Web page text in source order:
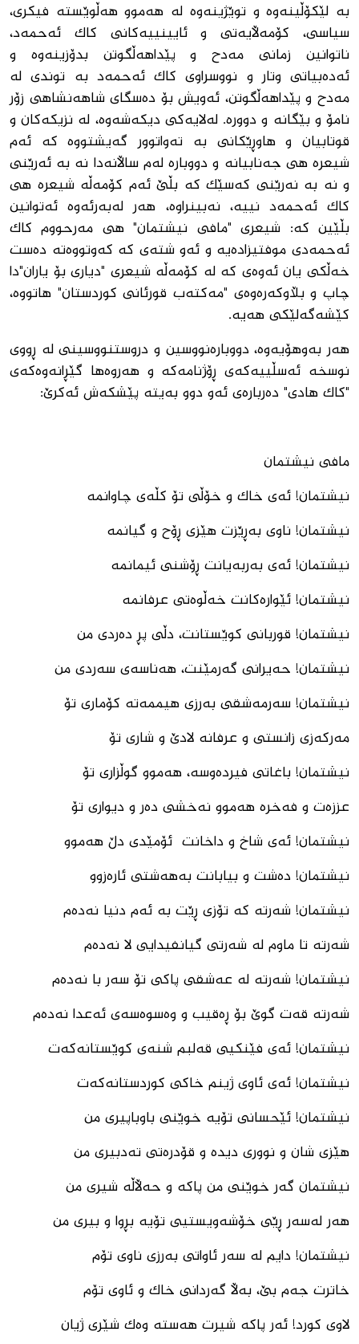
بە لێکۆڵینەوە و توێژینەوە لە هەموو هەڵوێستە فیکری،
سیاسی، کۆمەڵایەتی و ئایینییەکانی کاک ئەحمەد،
ناتوانین زمانی مەدح و پێداهەڵگوتن بدۆزینەوە و
ئەدەبیاتی وتار و نووسراوی کاک ئەحمەد بە توندی لە
مەدح و پێداهەڵگوتن، ئەویش بۆ دەسگای شاهەنشاهی زۆر
نامۆ و بێگانە و دوورە. لەلایەکی دیکەشەوە، لە نزیکەکان و
قوتابیان و هاوڕێکانی بە تەواتوور گەیشتووە کە ئەم
شیعرە هی جەنابیانە و دووبارە لەم ساڵانەدا نە بە ئەرێنی
و نە بە نەرێنی کەسێک کە بڵێ ئەم کۆمەڵە شیعرە هی
کاک ئەحمەد نییە، نەبینراوە، هەر لەبەرئەوە ئەتوانین
بڵێین کە: شیعری "مافی نیشتمان" هی مەرحووم کاک
ئەحمەدی موفتیزادەیە و ئەو شتەی کە کەوتووەتە دەست
خەڵکی یان ئەوەی کە لە کۆمەڵە شیعری "دیاری بۆ یاران"دا
چاپ و بڵاوکەرەوەی "مەکتەب قورئانی کوردستان" هاتووە،
کێشەگەلێکی هەیە.
هەر بەوهۆیەوە، دووبارەنووسین و دروستنووسینی لە ڕووی
نوسخە ئەسڵییەکەی ڕۆژنامەکە و هەروەها گێڕانەوەکەی
"کاک هادی" دەربارەی ئەو دوو بەیتە پێشکەش ئەکرێ:
مافی نیشتمان
نیشتمان! ئەی خاک و خۆڵی تۆ کڵەی چاوانمە
نیشتمان! ناوی بەڕێزت هێزی ڕۆح و گیانمە
نیشتمان! ئەی بەربەیانت ڕۆشنی ئیمانمە
نیشتمان! ئێوارەکانت خەڵوەتی عرفانمە
نیشتمان! قوربانی کوێستانت، دڵی پڕ دەردی من
نیشتمان! حەیرانی گەرمێنت، هەناسەی سەردی من
نیشتمان! سەرمەشقی بەرزی هیممەتە کۆماری تۆ
مەرکەزی زانستی و عرفانە لادێ و شاری تۆ
نیشتمان! باغاتی فیردەوسە، هەموو گوڵزاری تۆ
عززەت و فەخرە هەموو نەخشی دەر و دیواری تۆ
نیشتمان! ئەی شاخ و داخانت ئۆمێدی دڵ هەموو
نیشتمان! دەشت و بیابانت بەهەشتی ئارەزوو
نیشتمان! شەرتە کە تۆزی ڕێت بە ئەم دنیا نەدەم
شەرتە تا ماوم لە شەرتی گیانفیدایی لا نەدەم
نیشتمان! شەرتە لە عەشقی پاکی تۆ سەر با نەدەم
شەرتە قەت گوێ بۆ ڕەقیب ‌و وەسوەسەی ئەعدا نەدەم
نیشتمان! ئەی فێنکیی قەلبم شنەی کوێستانەکەت
نیشتمان! ئەی ئاوی ژینم خاکی کوردستانەکەت
نیشتمان! ئێحسانی تۆیە خوێنی باوباپیری من
هێزی شان ‌و نووری دیدە و قۆدرەتی تەدبیری من
نیشتمان گەر خوێنی من پاکە و حەڵاڵە شیری من
هەر لەسەر ڕێی خۆشەویستیی تۆیە بڕوا و بیری من
نیشتمان! دایم لە سەر ئاواتی بەرزی ناوی تۆم
خاترت جەم بێ، بەڵا گەردانی خاک و ئاوی تۆم
لاوی کورد! ئەر پاکە شیرت هەستە وەک شێری ژیان